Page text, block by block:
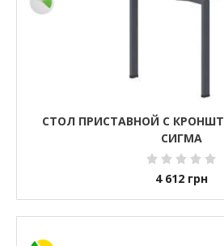
СТОЛ ПРИСТАВНОЙ С
СИГМА
4 612 грн